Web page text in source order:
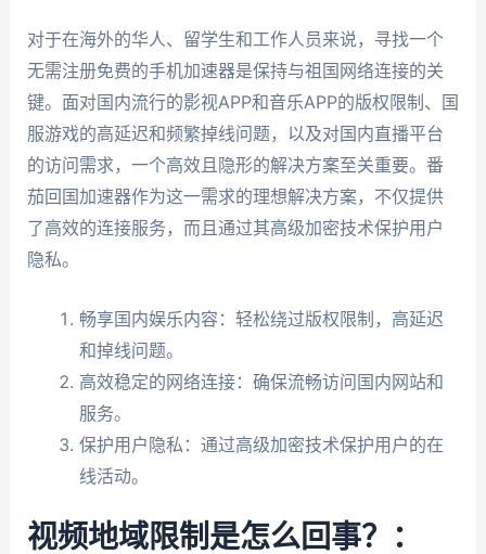
对于在海外的华人、留学生和工作人员来说，寻找一个
无需注册免费的手机加速器是保持与祖国网络连接的关
键。面对国内流行的影视APP和音乐APP的版权限制、国
服游戏的高延迟和频繁掉线问题，以及对国内直播平台
的访问需求，一个高效且隐形的解决方案至关重要。番
茄回国加速器作为这一需求的理想解决方案，不仅提供
了高效的连接服务，而且通过其高级加密技术保护用户
隐私。
畅享国内娱乐内容：轻松绕过版权限制，高延迟
和掉线问题。
高效稳定的网络连接：确保流畅访问国内网站和
服务。
保护用户隐私：通过高级加密技术保护用户的在
线活动。
视频地域限制是怎么回事？：